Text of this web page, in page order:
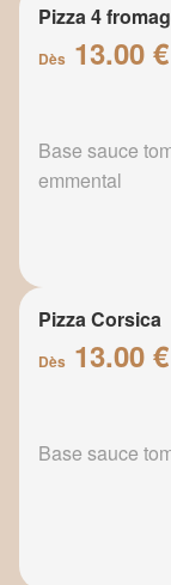
Pizza 4
Dès 13.00 €
Base sauce
emmental
Pizza Corsica
Dès 13.00 €
Base sauce